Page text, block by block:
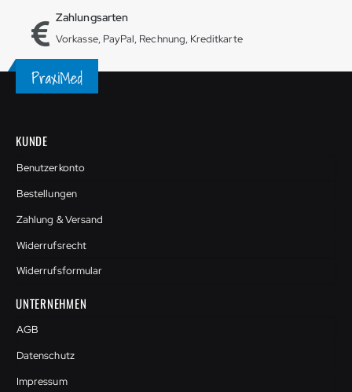
Zahlungsarten
Vorkasse, PayPal, Rechnung, Kreditkarte
KUNDE
Benutzerkonto
Bestellungen
Zahlung & Versand
Widerrufsrecht
Widerrufsformular
UNTERNEHMEN
AGB
Datenschutz
Impressum